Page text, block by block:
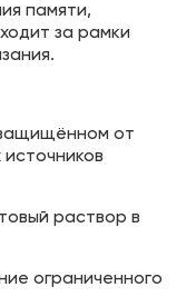
памяти,
за рамки
от
раствор в
ограниченного